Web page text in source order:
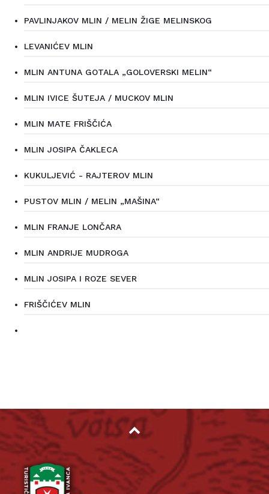
PAVLINJAKOV MLIN / MELIN ŽIGE MELINSKOG
LEVANIĆEV MLIN
MLIN ANTUNA GOTALA „GOLOVERSKI MELIN“
MLIN IVICE ŠUTEJA / MUCKOV MLIN
MLIN MATE FRIŠČIĆA
MLIN JOSIPA ČAKLECA
KUKULJEVIĆ - RAJTEROV MLIN
PUSTOV MLIN / MELIN „MAŠINA“
MLIN FRANJE LONČARA
MLIN ANDRIJE MUDROGA
MLIN JOSIPA I ROZE SEVER
FRIŠČIĆEV MLIN